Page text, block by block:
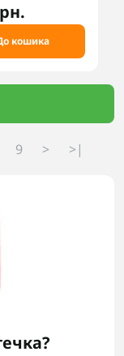
кошика
9 > >|